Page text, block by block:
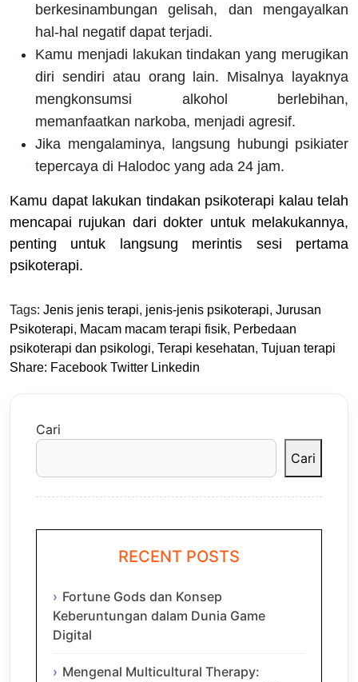
berkesinambungan gelisah, dan mengayalkan
hal-hal negatif dapat terjadi.
Kamu menjadi lakukan tindakan yang merugikan
diri sendiri atau orang lain. Misalnya layaknya
mengkonsumsi alkohol berlebihan,
memanfaatkan narkoba, menjadi agresif.
Jika mengalaminya, langsung hubungi psikiater
tepercaya di Halodoc yang ada 24 jam.
Kamu dapat lakukan tindakan psikoterapi kalau telah
mencapai rujukan dari dokter untuk melakukannya,
penting untuk langsung merintis sesi pertama
psikoterapi.
Tags: Jenis jenis terapi, jenis-jenis psikoterapi, Jurusan
Psikoterapi, Macam macam terapi fisik, Perbedaan
psikoterapi dan psikologi, Terapi kesehatan, Tujuan terapi
Share: Facebook Twitter Linkedin
Cari
Cari
RECENT POSTS
Fortune Gods dan Konsep
Keberuntungan dalam Dunia Game
Digital
Mengenal Multicultural Therapy: